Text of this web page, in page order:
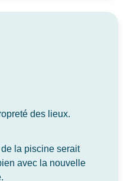
des lieux.
la piscine serait
avec la nouvelle